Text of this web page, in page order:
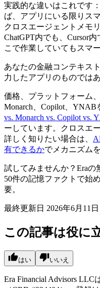
実践的な違いはこれです
ば、アプリにいる限りス
クロスエージェントメモ
ChatGPT内でも、Cursor
こで作業していてもスマ
あなたの金融コンテキス
力したアプリのものでは
価格、プラットフォーム
Monarch、Copilot、YNAB
vs. Monarch vs. Copilot vs.
ーしています。クロスエ
詳しく知りたい場合は、
有できるかでメカニズム
試してみませんか？Eraの
50件の記憶ファクトで始
要。
最終更新日 2026年6月11日
この記事は役に
はい いいえ
Era Financial Advisors